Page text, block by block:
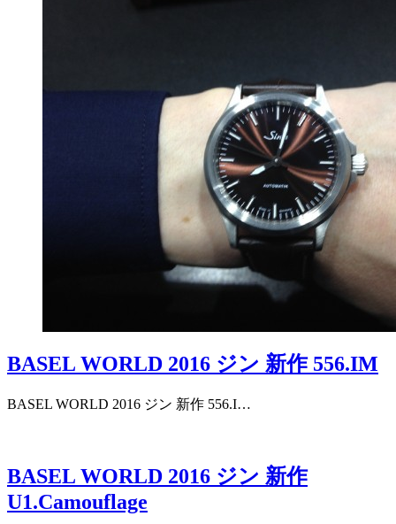
BASEL WORLD 2016 ジン 新作 556.IM
BASEL WORLD 2016 ジン 新作 556.I…
BASEL WORLD 2016 ジン 新作
U1.Camouflage